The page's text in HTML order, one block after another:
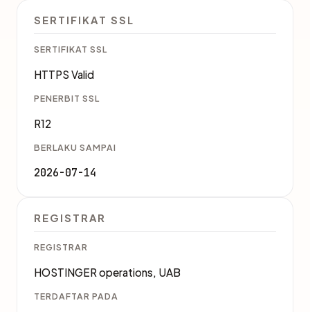
SERTIFIKAT SSL
SERTIFIKAT SSL
HTTPS Valid
PENERBIT SSL
R12
BERLAKU SAMPAI
2026-07-14
REGISTRAR
REGISTRAR
HOSTINGER operations, UAB
TERDAFTAR PADA